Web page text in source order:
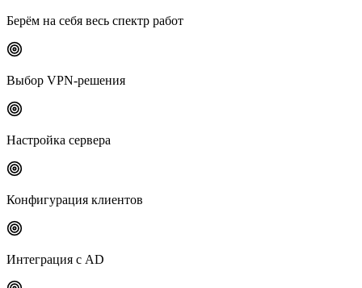
Берём на себя весь спектр работ
Выбор VPN-решения
Настройка сервера
Конфигурация клиентов
Интеграция с AD